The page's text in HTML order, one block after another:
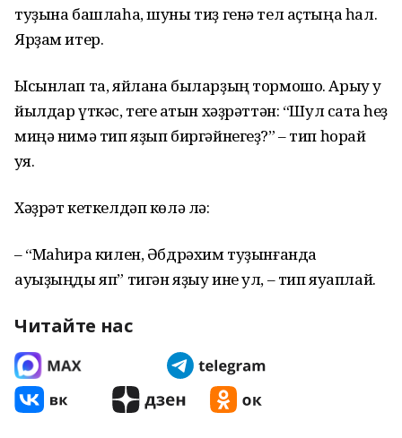
туҙына башлаһа, шуны тиҙ генә тел аҫтыңа һал.
Ярҙам итер.
Ысынлап та, яйлана быларҙың тормошо. Арыу уҡ
йылдар үткәс, теге ҡатын хәҙрәттән: “Шул саҡта һеҙ
миңә нимә тип яҙып биргәйнегеҙ?” – тип һорай
ҡуя.
Хәҙрәт кеткелдәп көлә лә:
– “Маһира килен, Әбдрәхим туҙынғанда
ауыҙыңды яп” тигән яҙыу ине ул, – тип яуаплай.
Читайте нас